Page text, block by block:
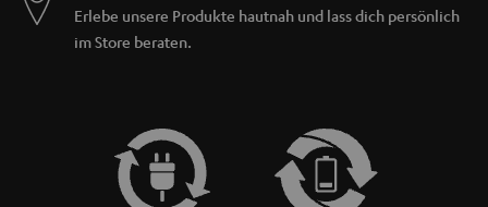
Erlebe unsere Produkte hautnah und lass dich persönlich
im Store beraten.